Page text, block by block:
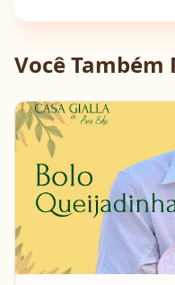
Você Também